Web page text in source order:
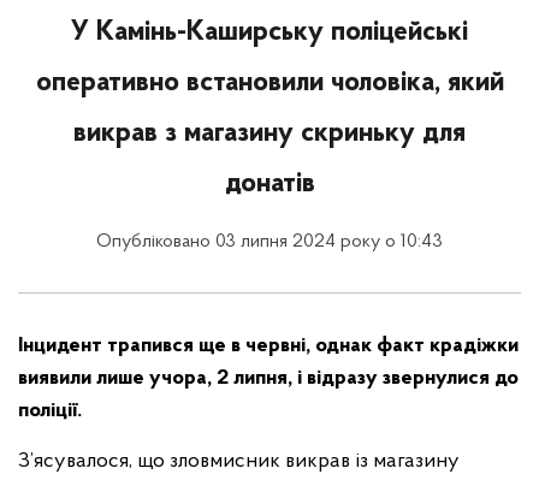
У Камінь-Каширську поліцейські
оперативно встановили чоловіка, який
викрав з магазину скриньку для
донатів
Опубліковано 03 липня 2024 року о 10:43
Інцидент трапився ще в червні, однак факт крадіжки
виявили лише учора, 2 липня, і відразу звернулися до
поліції.
З’ясувалося, що зловмисник викрав із магазину